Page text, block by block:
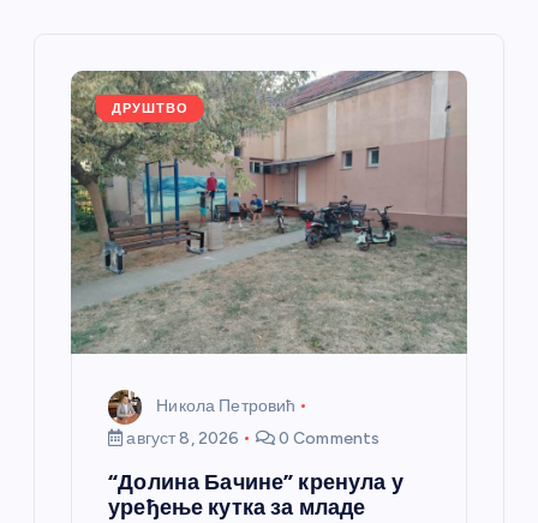
ДРУШТВО
Никола Петровић
август 8, 2026
0 Comments
“Долина Бачине” кренула у
уређење кутка за младе